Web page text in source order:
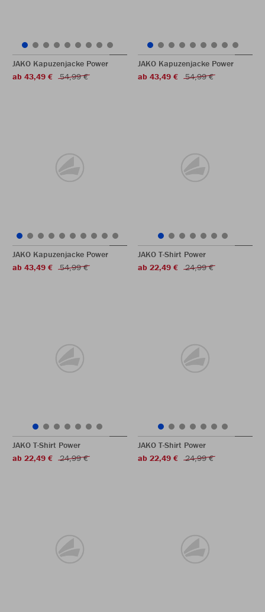
JAKO Kapuzenjacke Power
ab 43,49 €
54,99 €
JAKO Kapuzenjacke Power
ab 43,49 €
54,99 €
JAKO Kapuzenjacke Power
ab 43,49 €
54,99 €
JAKO T-Shirt Power
ab 22,49 €
24,99 €
JAKO T-Shirt Power
ab 22,49 €
24,99 €
JAKO T-Shirt Power
ab 22,49 €
24,99 €